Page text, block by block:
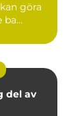
göra
del av